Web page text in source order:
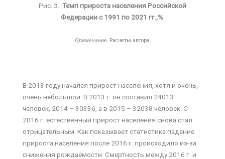
Рис. 3.: Темп прироста населения Российской
Федерации с 1991 по 2021 гг.,%.
Примечание. Расчеты автора.
В 2013 году начался прирост населения, хотя и очень,
очень небольшой. В 2013 г. он составил 24013
человек, 2014 – 30336, а в 2015 – 32038 человек. С
2016 г. естественный прирост населения снова стал
отрицательным. Как показывает статистика падение
прироста населения после 2016 г. происходило из-за
снижения рождаемости. Смертность между 2016 г. и